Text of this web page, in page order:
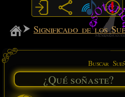
MiSabueso
Significado de los
Buscar